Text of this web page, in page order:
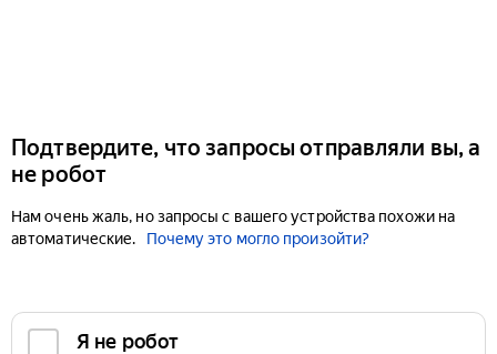
Подтвердите, что запросы отправляли вы, а
не робот
Нам очень жаль, но запросы с вашего устройства похожи на
автоматические.
Почему это могло произойти?